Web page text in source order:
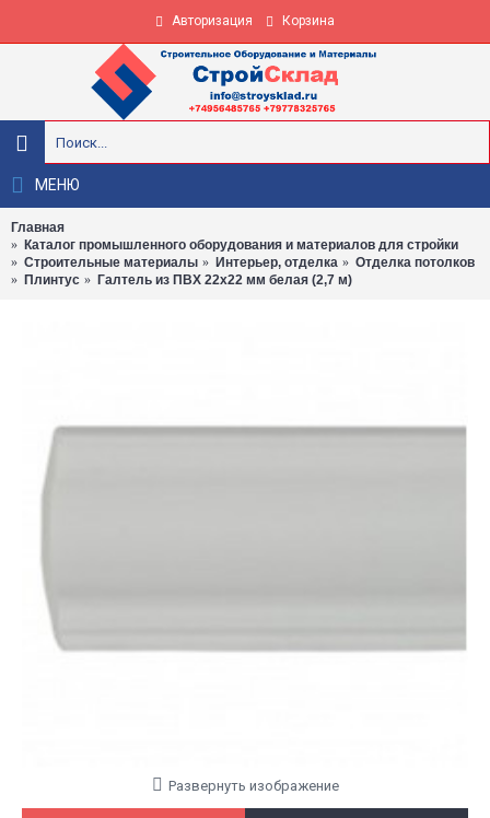
Авторизация Корзина
МЕНЮ
Главная
Каталог промышленного оборудования и материалов для стройки
Строительные материалы
Интерьер, отделка
Отделка потолков
Плинтус
Галтель из ПВХ 22x22 мм белая (2,7 м)
Развернуть изображение